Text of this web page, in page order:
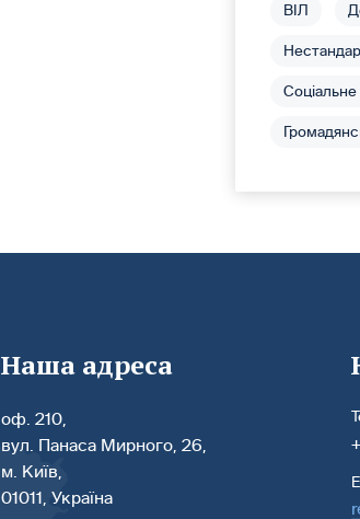
ВІЛ
Соціальне
Наша адреса
оф. 210,
вул. Панаса Мирного, 26,
м. Київ,
01011, Україна